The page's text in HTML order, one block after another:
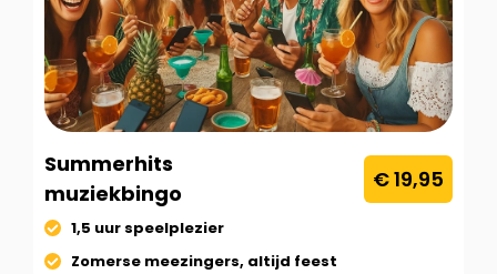
Summerhits
muziekbingo
€ 19,95
1,5 uur speelplezier
Zomerse meezingers, altijd feest